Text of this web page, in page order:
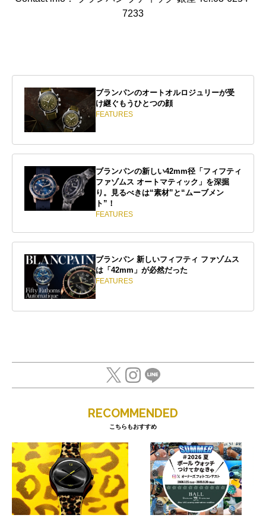
7233
ブランパンのオートオルロジュリーが受
け継ぐもうひとつの顔
FEATURES
ブランパンの新しい42mm径「フィフティ
ファゾムス オートマティック」を深掘
り。見るべきは“素材”と“ムーブメン
ト”！
FEATURES
ブランパン 新しいフィフティ ファゾムス
は「42mm」が必然だった
FEATURES
RECOMMENDED
こちらもおすすめ